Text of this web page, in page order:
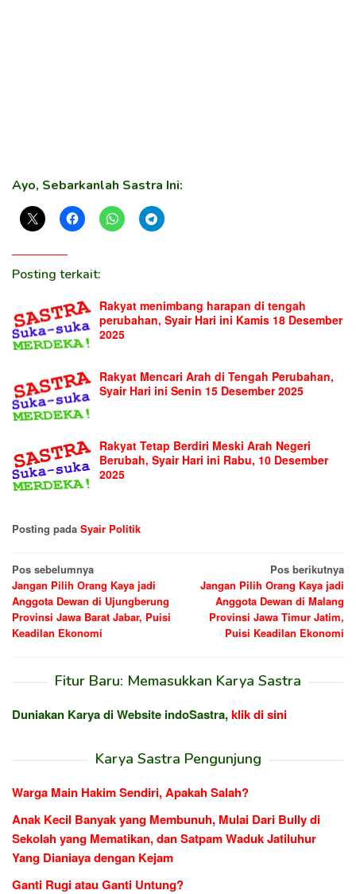
Ayo, Sebarkanlah Sastra Ini:
Posting terkait:
Rakyat menimbang harapan di tengah
perubahan, Syair Hari ini Kamis 18 Desember
2025
Rakyat Mencari Arah di Tengah Perubahan,
Syair Hari ini Senin 15 Desember 2025
Rakyat Tetap Berdiri Meski Arah Negeri
Berubah, Syair Hari ini Rabu, 10 Desember
2025
Posting pada Syair Politik
Navigasi
pos
Pos sebelumnya
Jangan Pilih Orang Kaya jadi
Anggota Dewan di Ujungberung
Provinsi Jawa Barat Jabar, Puisi
Keadilan Ekonomi
Pos berikutnya
Jangan Pilih Orang Kaya jadi
Anggota Dewan di Malang
Provinsi Jawa Timur Jatim,
Puisi Keadilan Ekonomi
Fitur Baru: Memasukkan Karya Sastra
Duniakan Karya di Website indoSastra,klik di sini
Karya Sastra Pengunjung
Warga Main Hakim Sendiri, Apakah Salah?
Anak Kecil Banyak yang Membunuh, Mulai Dari Bully di
Sekolah yang Mematikan, dan Satpam Waduk Jatiluhur
Yang Dianiaya dengan Kejam
Ganti Rugi atau Ganti Untung?